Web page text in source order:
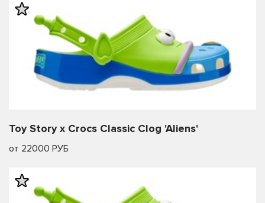
Toy Story x Crocs Classic Clog 'Aliens'
от 22000 РУБ